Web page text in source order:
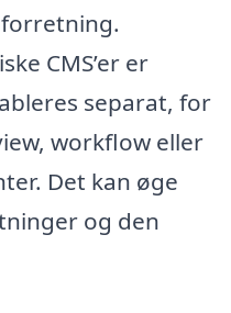
CMS’er er
separat, for
workflow eller
Det kan øge
og den